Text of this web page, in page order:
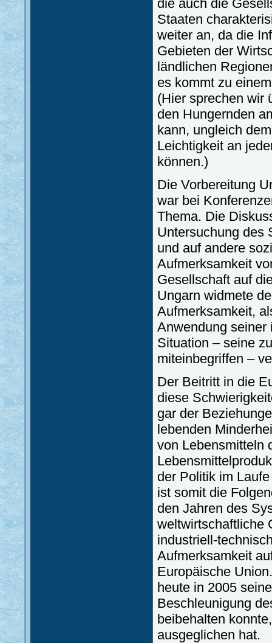
die auch die
Staaten
weiter an, da die
Gebieten der
ländlichen
es kommt zu
(Hier sprechen wir
den Hungernden
kann, ungleich
Leichtigkeit an
können.)
Die Vorbereitung
war bei
Thema. Die
Untersuchung des
und auf andere
Aufmerksamkeit
Gesellschaft auf
Ungarn widmete
Aufmerksamkeit,
Anwendung seiner
Situation – seine
miteinbegriffen –
Der Beitritt in die
diese
gar der
lebenden
von Lebensmitteln
der Politik im
ist somit die
den Jahren des
weltwirtschaftliche
industriell-
Aufmerksamkeit
Europäische
heute in 2005
Beschleunigung
beibehalten
ausgeglichen hat.